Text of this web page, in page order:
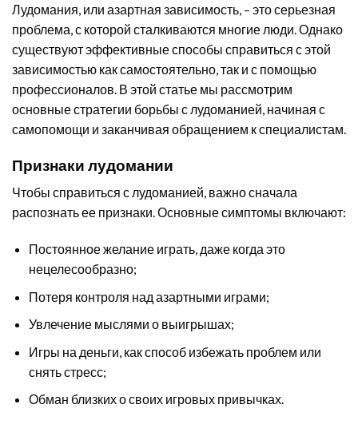
Лудомания, или азартная зависимость, – это серьезная
проблема, с которой сталкиваются многие люди. Однако
существуют эффективные способы справиться с этой
зависимостью как самостоятельно, так и с помощью
профессионалов. В этой статье мы рассмотрим
основные стратегии борьбы с лудоманией, начиная с
самопомощи и заканчивая обращением к специалистам.
Признаки лудомании
Чтобы справиться с лудоманией, важно сначала
распознать ее признаки. Основные симптомы включают:
Постоянное желание играть, даже когда это
нецелесообразно;
Потеря контроля над азартными играми;
Увлечение мыслями о выигрышах;
Игры на деньги, как способ избежать проблем или
снять стресс;
Обман близких о своих игровых привычках.